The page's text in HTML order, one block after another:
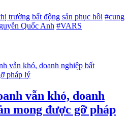
trường bất động sản phục hồi #cung
Quốc Anh #VARS
vẫn khó, doanh
mong được gỡ pháp